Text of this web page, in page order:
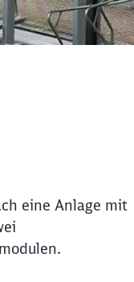
eine Anlage mit